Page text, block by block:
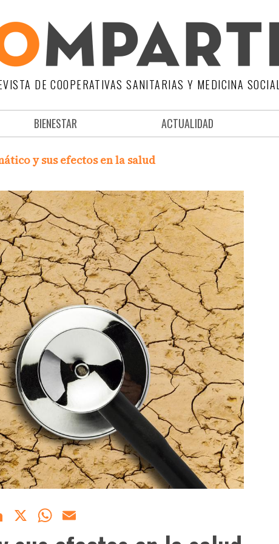
DE COOPERATIVAS SANITARIAS Y MEDICINA SOCIAL
BIENESTAR ACTUALIDAD
y sus efectos en la salud
LinkedIn
X WhatsApp